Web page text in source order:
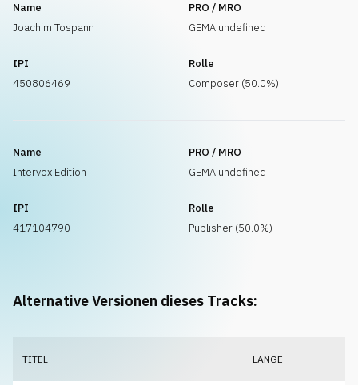
Name
Joachim Tospann
PRO / MRO
GEMA undefined
IPI
450806469
Rolle
Composer (50.0%)
Name
Intervox Edition
PRO / MRO
GEMA undefined
IPI
417104790
Rolle
Publisher (50.0%)
Alternative Versionen dieses Tracks:
TITEL LÄNGE